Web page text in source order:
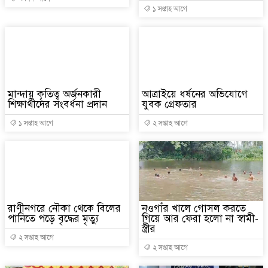
১ সপ্তাহ আগে
মান্দায় কৃতিত্ব অর্জনকারী
শিক্ষার্থীদের সংবর্ধনা প্রদান
১ সপ্তাহ আগে
​আত্রাইয়ে ধর্ষনের অভিযোগে
যুবক গ্রেফতার
২ সপ্তাহ আগে
রাণীনগরে নৌকা থেকে বিলের
পানিতে পড়ে বৃদ্ধের মৃত্যু
২ সপ্তাহ আগে
নওগাঁর খালে গোসল করতে
গিয়ে আর ফেরা হলো না স্বামী-
স্ত্রীর
২ সপ্তাহ আগে